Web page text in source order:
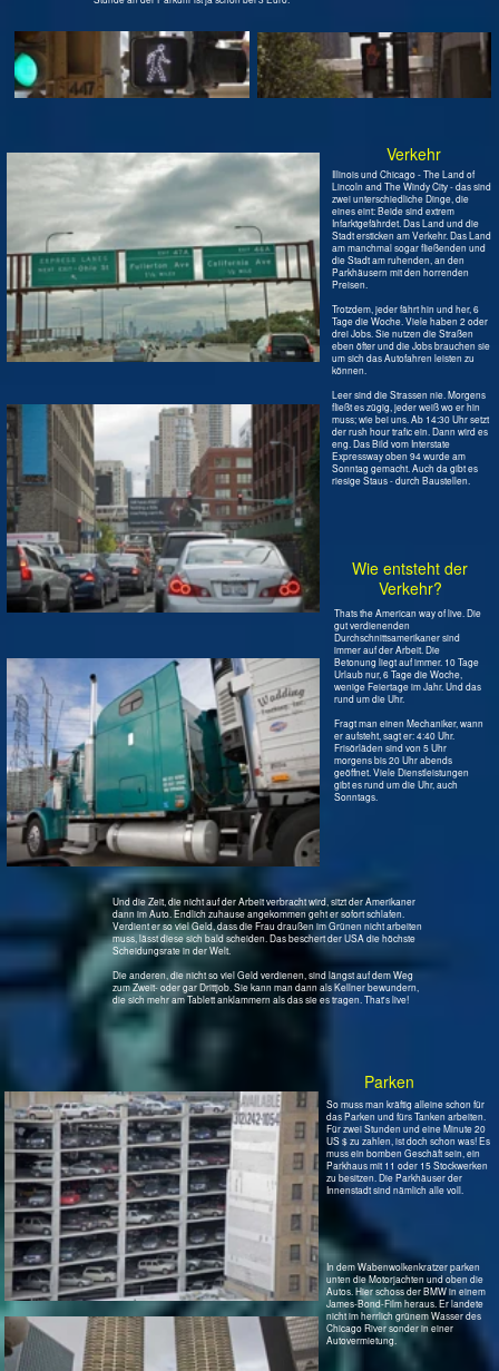
am manchmal sogar fließenden und
die Stadt am ruhenden, an den
Parkhäusern mit den horrenden
Preisen.
Trotzdem, jeder fährt hin und her, 6
Tage die Woche. Viele haben 2 oder
drei Jobs. Sie nutzen die Straßen
muss; wie bei uns. Ab 14:30 Uhr setzt
Expressway oben 94 wurde am
Sonntag gemacht. Auch da gibt es
riesige Staus - durch Baustellen.
Wie entsteht der
Verkehr?
Thats the American way of live. Die
gut verdienenden
Durchschnittsamerikaner sind
immer auf der Arbeit. Die
Betonung liegt auf immer. 10 Tage
Urlaub nur, 6 Tage die Woche,
wenige Feiertage im Jahr. Und das
rund um die Uhr.
Fragt man einen Mechaniker, wann
geöffnet. Viele Dienstleistungen
gibt es rund um die Uhr, auch
Sonntags.
Und die Zeit, die nicht auf der Arbeit verbracht wird, sitzt der Amerikaner
dann im Auto. Endlich zuhause angekommen geht er sofort schlafen.
Verdient er so viel Geld, dass die Frau draußen im Grünen nicht arbeiten
muss, lässt diese sich bald scheiden. Das beschert der USA die höchste
Scheidungsrate in der Welt.
Die anderen, die nicht so viel Geld verdienen, sind längst auf dem Weg
zum Zweit- oder gar Drittjob. Sie kann man dann als Kellner bewundern,
die sich mehr am Tablett anklammern als das sie es tragen. That's live!
So muss man kräftig alleine schon für
das Parken und fürs Tanken arbeiten.
Für zwei Stunden und eine Minute 20
US $ zu zahlen, ist doch schon was! Es
muss ein bomben Geschäft sein, ein
Parkhaus mit 11 oder 15 Stockwerken
zu besitzen. Die Parkhäuser der
Innenstadt sind nämlich alle voll.
In dem Wabenwolkenkratzer parken
unten die Motorjachten und oben die
Autos. Hier schoss der BMW in einem
James-Bond-Film heraus. Er landete
nicht im herrlich grünem Wasser des
Chicago River sonder in einer
Autovermietung.
Autos
Zylinder kommt es an. Die 8, 10, oder
12 Zylinder ziehen einen schließlich
komfortabel überall hin. Was schert
jemand da ein eher theoretischer Wert
wie PS?
Die erschreckend großen SUV's
brauchen schließlich so einen Motor.
Sollte es mal eine echte Energiekrise
geben, bricht hier Mangels
Alternativen zum Auto alles
Weniger als die Hälfte der Autos sind
amerikanische Marken. Japan ist stark
vertreten und, was richtig teuer ist,
kommt aus Deutschland.
Hauptschache: viele Zylinder.
Marode Infrastruktur
Ein Blick auf die Landkarte von Illinois
läßt schlimmes erahnen. Der ganze
Staat ist von Highways durchzogen
die sich im rechten Winkel kreuzen.
Für Natur ist da kein Platz.
Besonders dicht zersiedelt ist die
Landschaft um Chicago und entlang
des Michigansees. In parkähnlicher
Landschaft nördlich von Chicago und
tief hinein nach Westen sind
Traumvillen zu sehen, die schon mit
kleinen Schlößern verglichen werden